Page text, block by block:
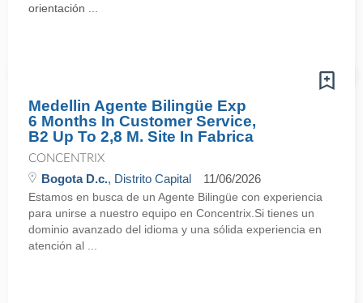
orientación ...
Medellin Agente Bilingüe Exp
6 Months In Customer Service,
B2 Up To 2,8 M. Site In Fabrica
CONCENTRIX
Bogota D.c., Distrito Capital 11/06/2026
Estamos en busca de un Agente Bilingüe con experiencia
para unirse a nuestro equipo en Concentrix.Si tienes un
dominio avanzado del idioma y una sólida experiencia en
atención al ...